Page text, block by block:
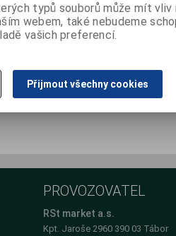
PROVOZOVATEL
RSt market a.s.
Kpt. Jaroše 2960 390 03 Tábor
typů souborů může mít vliv
webem, také nebudeme
vašich preferencí.
Přijmout všechny cookies